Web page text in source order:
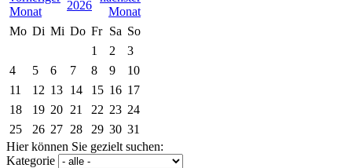
2026
Mo Di Mi Do Fr Sa So
1
2
3
4
5 6 7 8 9
10
11
12 13 14 15 16 17
18
19 20 21 22 23 24
25
26 27 28 29 30 31
Hier können Sie gezielt suchen:
Kategorie